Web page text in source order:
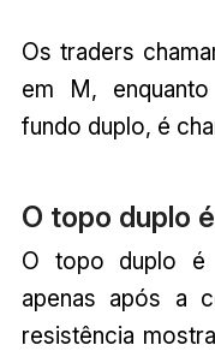
Os traders
em M,
fundo duplo, é
O topo duplo
O topo duplo é
apenas após a
resistência